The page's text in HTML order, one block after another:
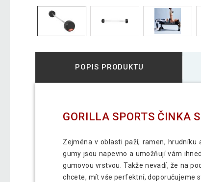
POPIS PRODUKTU
GORILLA SPORTS ČINKA
Zejména v oblasti paží, ramen,
gumy jsou napevno a umožňují vám
gumovou vrstvou. Takže nevadí, že na
chcete, mít vše perfektní, doporučujeme